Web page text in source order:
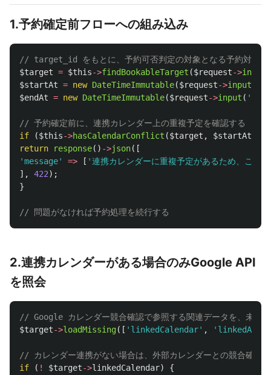
1.予約確定前フローへの組み込み
// target_id をもとに、予約可否判定の対象となる予約対象を
$target = $this->findBookableTarget ($request->input
$startAt = new DateTimeImmutable($request->input
$endAt = new DateTimeImmutable($request->input (
// 予約確定前に、連携カレンダー上の重複予定を確認する
if
($this->hasCalendarConflict ($target , $startAt
return
response() ->json([
'message'
=> [ '連携カレンダーに重複予定があるため、この
],
422);
}
// 問題がなければ予約処理を続行する
2.連携カレンダーがある場合のみGoogle API
を照会
// Google カレンダー競合確認で参照する関連データを、未読
$target->loadMissing([ 'linkedCalendar' ,
// カレンダー連携がない場合は、外部カレンダーとの競合確認
if
( ! $target->linkedCalendar)
{